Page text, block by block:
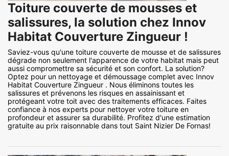
Toiture couverte de mousses et
salissures, la solution chez Innov
Habitat Couverture Zingueur !
Saviez-vous qu'une toiture couverte de mousse et de salissures
dégrade non seulement l'apparence de votre habitat mais peut
aussi compromettre sa sécurité et son confort. La solution?
Optez pour un nettoyage et démoussage complet avec Innov
Habitat Couverture Zingueur . Nous éliminons toutes les
salissures et prévenons les risques en assainissant et
protégeant votre toit avec des traitements efficaces. Faites
confiance à nos experts pour nettoyer votre toiture en
profondeur et assurer sa durabilité. Profitez d'une estimation
gratuite au prix raisonnable dans tout Saint Nizier De Fornas!